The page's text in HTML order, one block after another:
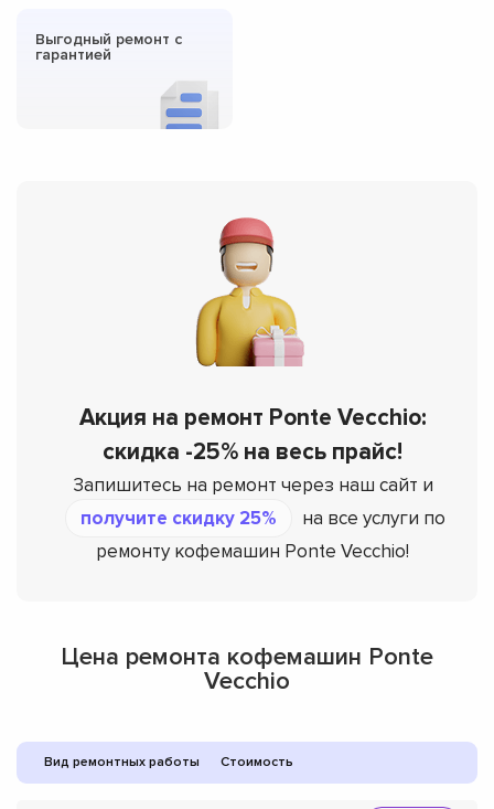
Выгодный ремонт с
гарантией
Акция на ремонт Ponte Vecchio:
скидка -25% на весь прайс!
Запишитесь на ремонт через наш сайт и
получите скидку 25%
на все услуги по
ремонту кофемашин Ponte Vecchio!
Цена ремонта кофемашин Ponte
Vecchio
Вид ремонтных работы Стоимость